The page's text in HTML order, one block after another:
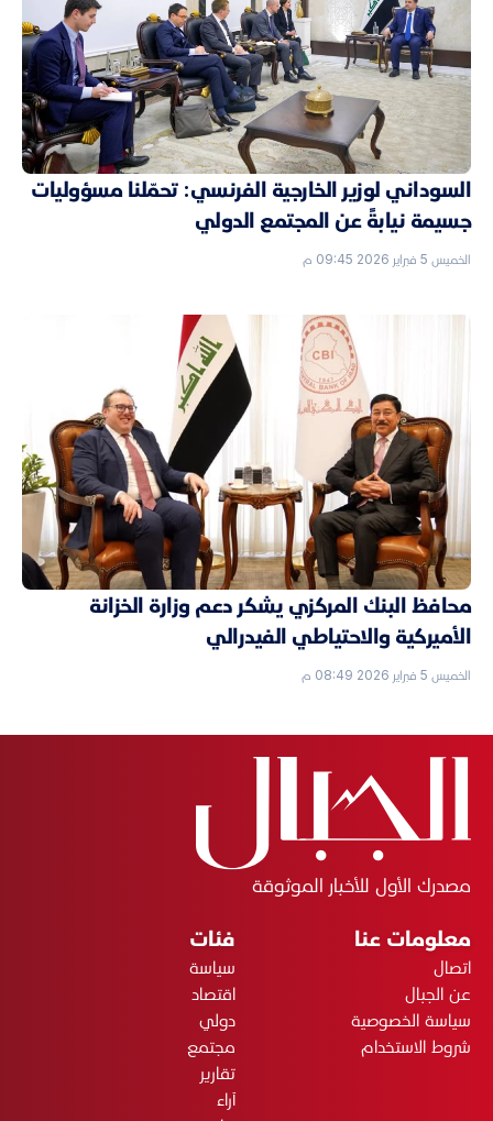
السوداني لوزير الخارجية الفرنسي: تحمّلنا مسؤوليات
جسيمة نيابةً عن المجتمع الدولي
الخميس 5 فبراير 2026 09:45 م
محافظ البنك المركزي يشكر دعم وزارة الخزانة
الأميركية والاحتياطي الفيدرالي
الخميس 5 فبراير 2026 08:49 م
مصدرك الأول للأخبار الموثوقة
معلومات عنا
اتصال
عن الجبال
سياسة الخصوصية
شروط الاستخدام
فئات
سياسة
اقتصاد
دولي
مجتمع
تقارير
آراء